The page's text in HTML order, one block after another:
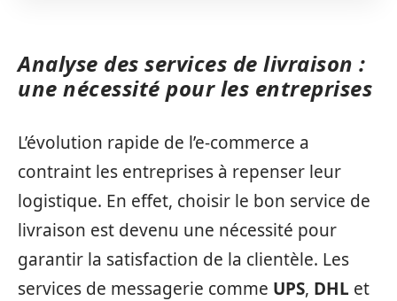
Analyse des services de livraison :
une nécessité pour les entreprises
L’évolution rapide de l’e-commerce a
contraint les entreprises à repenser leur
logistique. En effet, choisir le bon service de
livraison est devenu une nécessité pour
garantir la satisfaction de la clientèle. Les
services de messagerie comme UPS, DHL et